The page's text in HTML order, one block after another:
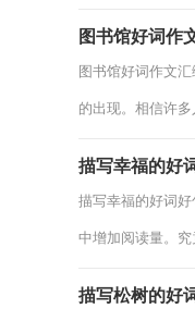
图书馆好词作
图书馆好词作文
的出现。相信许
描写幸福的好
描写幸福的好词
中增加阅读量。
描写松树的好